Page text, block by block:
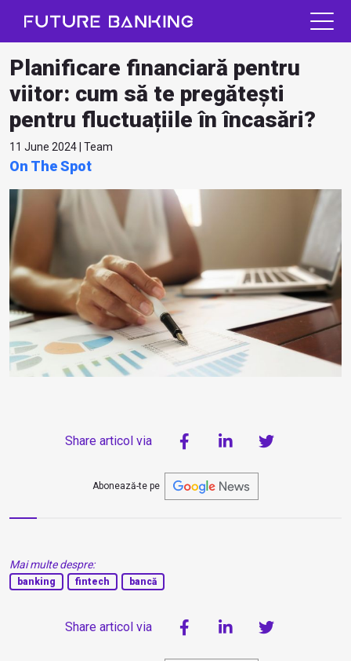
Planificare financiară pentru
viitor: cum să te pregătești
pentru fluctuațiile în încasări?
11 June 2024 | Team
On The Spot
Share articol via
Abonează-te pe
Mai multe despre:
banking fintech bancă
Share articol via